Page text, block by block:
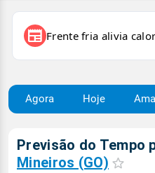
newspaper Frente fria alivia
Agora Hoje
Previsão do Tempo
Mineiros (GO)